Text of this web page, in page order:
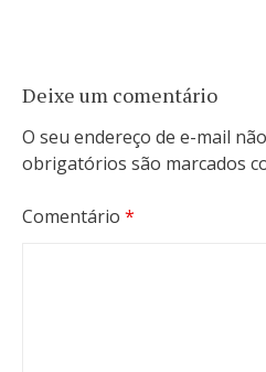
Deixe um comentário
O seu endereço de e-mail
obrigatórios são marcados
Comentário *